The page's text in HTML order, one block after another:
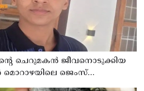
ചെറുമകൻ ജീവനൊടുക്കിയ
മൊറാഴയിലെ ജെംസ്